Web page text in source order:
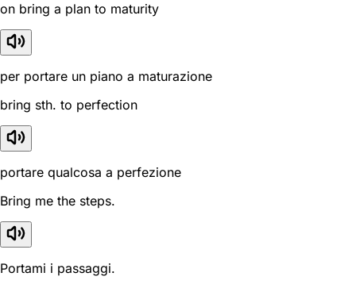
on bring a plan to maturity
per portare un piano a maturazione
bring sth. to perfection
portare qualcosa a perfezione
Bring me the steps.
Portami i passaggi.